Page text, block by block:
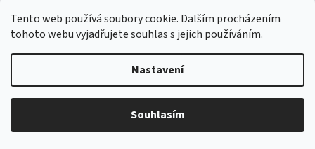
Tento web používá soubory cookie. Dalším procházením
tohoto webu vyjadřujete souhlas s jejich používáním.
Nastavení
Souhlasím
z
5
Kosmetický přípravek určený k péči o pokožku nohou. Při
pravidelném používání přispívá k osvěžení, hydrataci a zklidnění
pokožky. Obsahuje složky, které podporují pocit lehkosti...